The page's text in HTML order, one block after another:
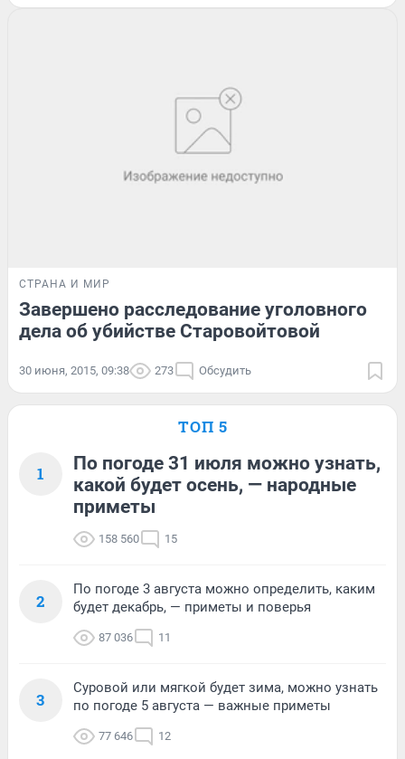
СТРАНА И МИР
Завершено расследование уголовного
дела об убийстве Старовойтовой
30 июня, 2015, 09:38 273 Обсудить
ТОП 5
1
По погоде 31 июля можно узнать,
какой будет осень, — народные
приметы
158 560 15
2
По погоде 3 августа можно определить, каким
будет декабрь, — приметы и поверья
87 036 11
3
Суровой или мягкой будет зима, можно узнать
по погоде 5 августа — важные приметы
77 646 12